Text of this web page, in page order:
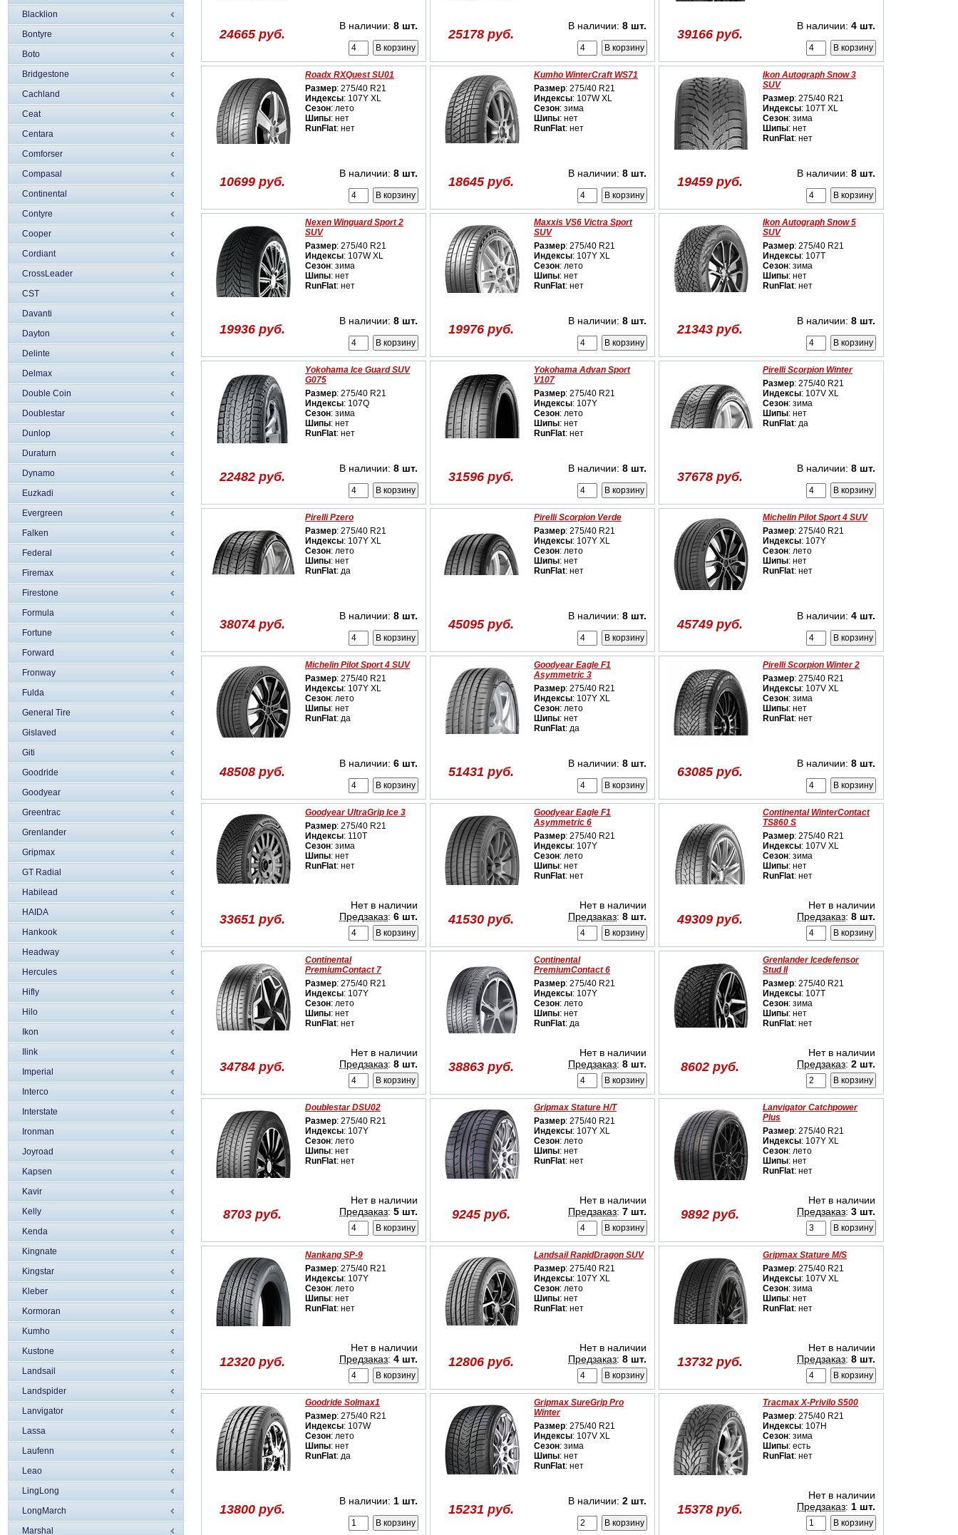
Blacklion
Bontyre
Boto
Bridgestone
Cachland
Ceat
Centara
Comforser
Compasal
Continental
Contyre
Cooper
Cordiant
CrossLeader
CST
Davanti
Dayton
Delinte
Delmax
Double Coin
Doublestar
Dunlop
Duraturn
Dynamo
Euzkadi
Evergreen
Falken
Federal
Firemax
Firestone
Formula
Fortune
Forward
Fronway
Fulda
General Tire
Gislaved
Giti
Goodride
Goodyear
Greentrac
Grenlander
Gripmax
GT Radial
Habilead
HAIDA
Hankook
Headway
Hercules
Hifly
Hilo
Ikon
Ilink
Imperial
Interco
Interstate
Ironman
Joyroad
Kapsen
Kavir
Kelly
Kenda
Kingnate
Kingstar
Kleber
Kormoran
Kumho
Kustone
Landsail
Landspider
Lanvigator
Lassa
Laufenn
Leao
LingLong
LongMarch
Marshal
24665 руб.
В наличии: 8 шт.
25178 руб.
В наличии: 8 шт.
39166 руб.
В наличии: 4 шт.
Roadx RXQuest SU01
Размер: 275/40 R21
Индексы: 107Y XL
Сезон: лето
Шипы: нет
RunFlat: нет
10699 руб.
В наличии: 8 шт.
Kumho WinterCraft WS71
Размер: 275/40 R21
Индексы: 107W XL
Сезон: зима
Шипы: нет
RunFlat: нет
18645 руб.
В наличии: 8 шт.
Ikon Autograph Snow 3
SUV
Размер: 275/40 R21
Индексы: 107T XL
Сезон: зима
Шипы: нет
RunFlat: нет
19459 руб.
В наличии: 8 шт.
Nexen Winguard Sport 2
SUV
Размер: 275/40 R21
Индексы: 107W XL
Сезон: зима
Шипы: нет
RunFlat: нет
19936 руб.
В наличии: 8 шт.
Maxxis VS6 Victra Sport
SUV
Размер: 275/40 R21
Индексы: 107Y XL
Сезон: лето
Шипы: нет
RunFlat: нет
19976 руб.
В наличии: 8 шт.
Ikon Autograph Snow 5
SUV
Размер: 275/40 R21
Индексы: 107T
Сезон: зима
Шипы: нет
RunFlat: нет
21343 руб.
В наличии: 8 шт.
Yokohama Ice Guard SUV
G075
Размер: 275/40 R21
Индексы: 107Q
Сезон: зима
Шипы: нет
RunFlat: нет
22482 руб.
В наличии: 8 шт.
Yokohama Advan Sport
V107
Размер: 275/40 R21
Индексы: 107Y
Сезон: лето
Шипы: нет
RunFlat: нет
31596 руб.
В наличии: 8 шт.
Pirelli Scorpion Winter
Размер: 275/40 R21
Индексы: 107V XL
Сезон: зима
Шипы: нет
RunFlat: да
37678 руб.
В наличии: 8 шт.
Pirelli Pzero
Размер: 275/40 R21
Индексы: 107Y XL
Сезон: лето
Шипы: нет
RunFlat: да
38074 руб.
В наличии: 8 шт.
Pirelli Scorpion Verde
Размер: 275/40 R21
Индексы: 107Y XL
Сезон: лето
Шипы: нет
RunFlat: нет
45095 руб.
В наличии: 8 шт.
Michelin Pilot Sport 4 SUV
Размер: 275/40 R21
Индексы: 107Y
Сезон: лето
Шипы: нет
RunFlat: нет
45749 руб.
В наличии: 4 шт.
Michelin Pilot Sport 4 SUV
Размер: 275/40 R21
Индексы: 107Y XL
Сезон: лето
Шипы: нет
RunFlat: да
48508 руб.
В наличии: 6 шт.
Goodyear Eagle F1
Asymmetric 3
Размер: 275/40 R21
Индексы: 107Y XL
Сезон: лето
Шипы: нет
RunFlat: да
51431 руб.
В наличии: 8 шт.
Pirelli Scorpion Winter 2
Размер: 275/40 R21
Индексы: 107V XL
Сезон: зима
Шипы: нет
RunFlat: нет
63085 руб.
В наличии: 8 шт.
Goodyear UltraGrip Ice 3
Размер: 275/40 R21
Индексы: 110T
Сезон: зима
Шипы: нет
RunFlat: нет
33651 руб.
Нет в наличии
Предзаказ: 6 шт.
Goodyear Eagle F1
Asymmetric 6
Размер: 275/40 R21
Индексы: 107Y
Сезон: лето
Шипы: нет
RunFlat: нет
41530 руб.
Нет в наличии
Предзаказ: 8 шт.
Continental WinterContact
TS860 S
Размер: 275/40 R21
Индексы: 107V XL
Сезон: зима
Шипы: нет
RunFlat: нет
49309 руб.
Нет в наличии
Предзаказ: 8 шт.
Continental
PremiumContact 7
Размер: 275/40 R21
Индексы: 107Y
Сезон: лето
Шипы: нет
RunFlat: нет
34784 руб.
Нет в наличии
Предзаказ: 8 шт.
Continental
PremiumContact 6
Размер: 275/40 R21
Индексы: 107Y
Сезон: лето
Шипы: нет
RunFlat: да
38863 руб.
Нет в наличии
Предзаказ: 8 шт.
Grenlander Icedefensor
Stud II
Размер: 275/40 R21
Индексы: 107T
Сезон: зима
Шипы: нет
RunFlat: нет
8602 руб.
Нет в наличии
Предзаказ: 2 шт.
Doublestar DSU02
Размер: 275/40 R21
Индексы: 107Y
Сезон: лето
Шипы: нет
RunFlat: нет
8703 руб.
Нет в наличии
Предзаказ: 5 шт.
Gripmax Stature H/T
Размер: 275/40 R21
Индексы: 107Y XL
Сезон: лето
Шипы: нет
RunFlat: нет
9245 руб.
Нет в наличии
Предзаказ: 7 шт.
Lanvigator Catchpower
Plus
Размер: 275/40 R21
Индексы: 107Y XL
Сезон: лето
Шипы: нет
RunFlat: нет
9892 руб.
Нет в наличии
Предзаказ: 3 шт.
Nankang SP-9
Размер: 275/40 R21
Индексы: 107Y
Сезон: лето
Шипы: нет
RunFlat: нет
12320 руб.
Нет в наличии
Предзаказ: 4 шт.
Landsail RapidDragon SUV
Размер: 275/40 R21
Индексы: 107Y XL
Сезон: лето
Шипы: нет
RunFlat: нет
12806 руб.
Нет в наличии
Предзаказ: 8 шт.
Gripmax Stature M/S
Размер: 275/40 R21
Индексы: 107V XL
Сезон: зима
Шипы: нет
RunFlat: нет
13732 руб.
Нет в наличии
Предзаказ: 8 шт.
Goodride Solmax1
Размер: 275/40 R21
Индексы: 107W
Сезон: лето
Шипы: нет
RunFlat: да
13800 руб.
В наличии: 1 шт.
Gripmax SureGrip Pro
Winter
Размер: 275/40 R21
Индексы: 107V XL
Сезон: зима
Шипы: нет
RunFlat: нет
15231 руб.
В наличии: 2 шт.
Tracmax X-Privilo S500
Размер: 275/40 R21
Индексы: 107H
Сезон: зима
Шипы: есть
RunFlat: нет
15378 руб.
Нет в наличии
Предзаказ: 1 шт.